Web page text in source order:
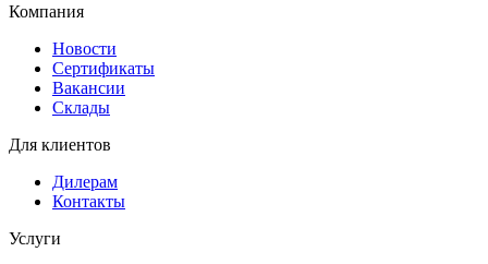
Компания
Новости
Сертификаты
Вакансии
Склады
Для клиентов
Дилерам
Контакты
Услуги